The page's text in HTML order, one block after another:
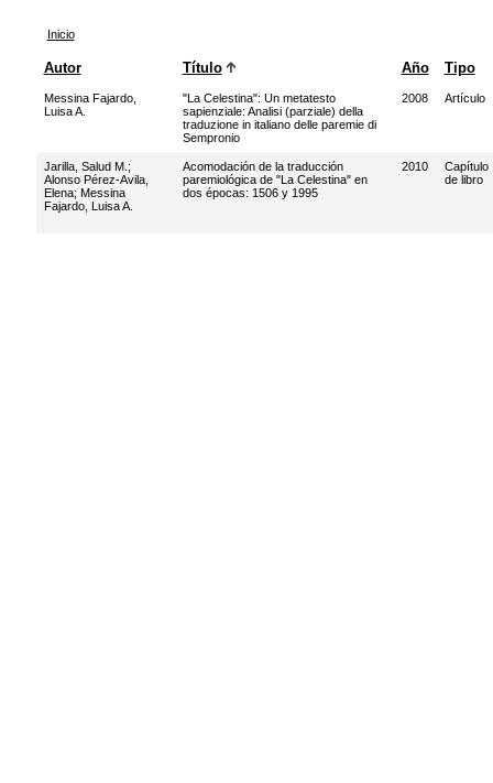
Inicio
Autor Título Año Tipo
Messina Fajardo,
Luisa A.
"La Celestina": Un metatesto
sapienziale: Analisi (parziale) della
traduzione in italiano delle paremie di
Sempronio
2008 Artículo
Jarilla, Salud M. ;
Alonso Pérez-Avila,
Elena; Messina
Fajardo, Luisa A.
Acomodación de la traducción
paremiológica de "La Celestina" en
dos épocas: 1506 y 1995
2010
Capítulo
de libro